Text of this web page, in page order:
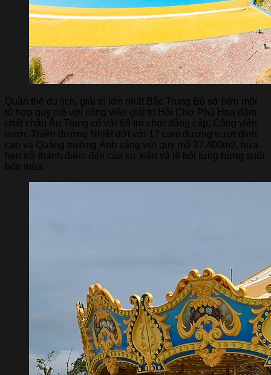
Quần thể du lịch, giải trí lớn nhất Bắc Trung Bộ sở hữu một
tổ hợp quy mô với công viên giải trí Hội Chợ Phù Hoa đậm
chất châu Âu Trung cổ với 68 trò chơi đẳng cấp; Công viên
nước Thiên đường Nhiệt đới với 17 cụm đường trượt đỉnh
cao và Quảng trường Ánh sáng với quy mô 27.400m2, hứa
hẹn trở thành điểm đến của sự kiện và lễ hội tưng bừng suốt
bốn mùa.